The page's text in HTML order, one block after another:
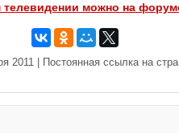
можно на
2011 | Постоянная ссылка на